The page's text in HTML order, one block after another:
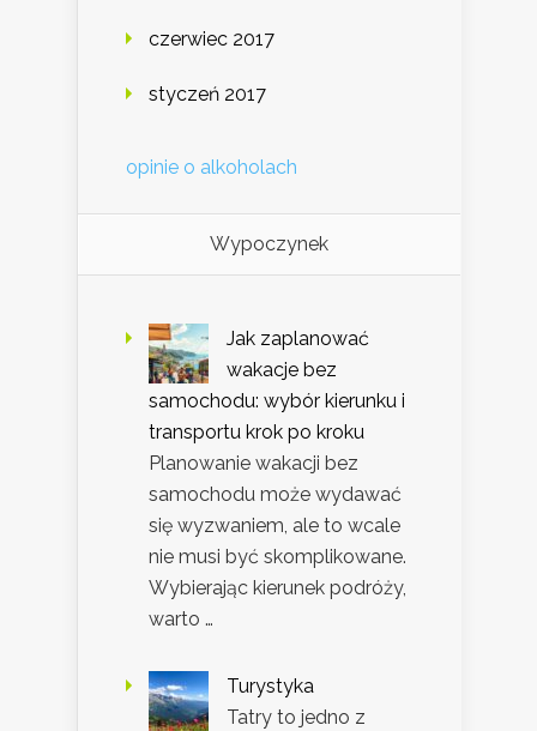
czerwiec 2017
styczeń 2017
opinie o alkoholach
Wypoczynek
Jak zaplanować
wakacje bez
samochodu: wybór kierunku i
transportu krok po kroku
Planowanie wakacji bez
samochodu może wydawać
się wyzwaniem, ale to wcale
nie musi być skomplikowane.
Wybierając kierunek podróży,
warto …
Turystyka
Tatry to jedno z